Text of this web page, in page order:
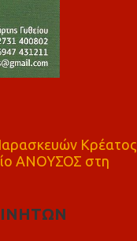
Κρέατος
ΑΝΟΥΣΟΣ στη